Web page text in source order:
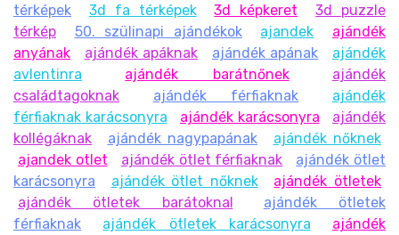
térképek
3d fa térképek 3d képkeret
3d puzzle
térkép
50. szülinapi ajándékok ajandek
ajándék
anyának
ajándék apáknak ajándék apának
ajándék
avlentinra
ajándék barátnőnek
ajándék
családtagoknak
ajándék férfiaknak
ajándék
férfiaknak karácsonyra
ajándék karácsonyra
ajándék
kollégáknak
ajándék nagypapának
ajándék nőknek
ajandek otlet
ajándék ötlet férfiaknak
ajándék ötlet
karácsonyra
ajándék ötlet nőknek
ajándék ötletek
ajándék ötletek barátoknal
ajándék ötletek
férfiaknak
ajándék ötletek karácsonyra
ajándék